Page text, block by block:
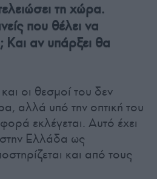
τη χώρα.
που θέλει να
Και αν υπάρξει θα
οι θεσμοί του δεν
αλλά υπό την οπτική του
εκλέγεται. Αυτό έχει
στην Ελλάδα ως
και από τους